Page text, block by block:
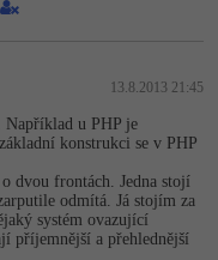
13.8.2013 21:45
Například u PHP je
konstrukci se v PHP
dvou frontách. Jedna stojí
odmítá. Já stojím za
systém ovazující
příjemnější a přehlednější